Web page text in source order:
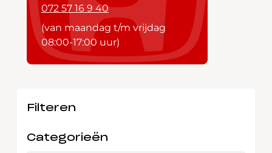
072 57 16 9 40
(van maandag t/m vrijdag
08:00-17:00 uur)
Filteren
Categorieën